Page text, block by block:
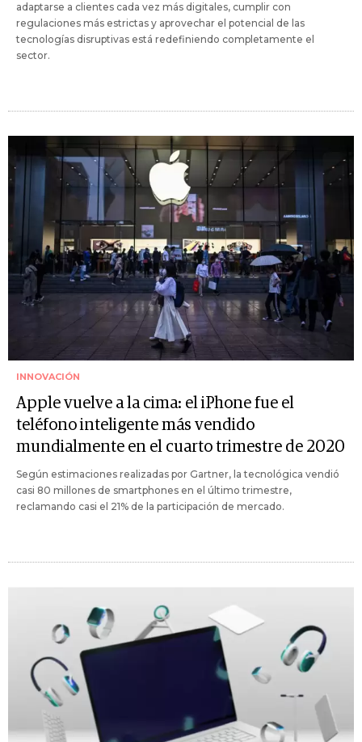
adaptarse a clientes cada vez más digitales, cumplir con
regulaciones más estrictas y aprovechar el potencial de las
tecnologías disruptivas está redefiniendo completamente el
sector.
INNOVACIÓN
Apple vuelve a la cima: el iPhone fue el
teléfono inteligente más vendido
mundialmente en el cuarto trimestre de 2020
Según estimaciones realizadas por Gartner, la tecnológica vendió
casi 80 millones de smartphones en el último trimestre,
reclamando casi el 21% de la participación de mercado.